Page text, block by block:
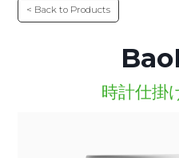
< Back to Products
時計仕掛